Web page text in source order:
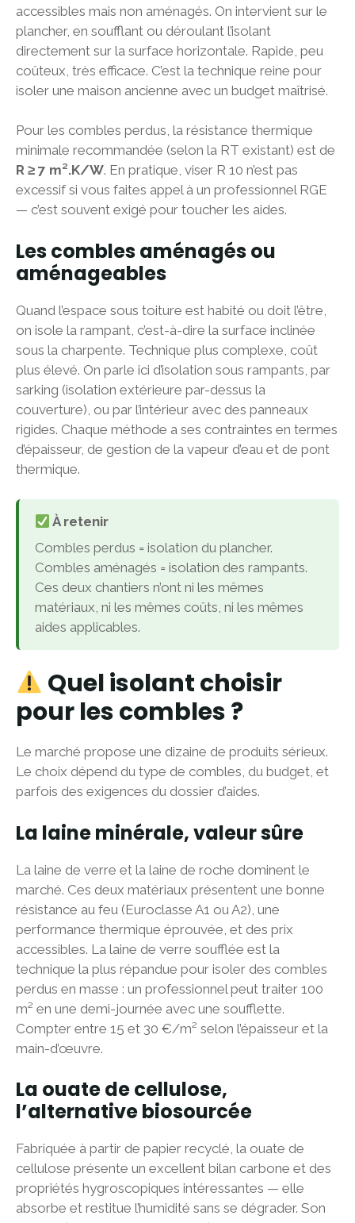
accessibles mais non aménagés. On intervient sur le
plancher, en soufflant ou déroulant l’isolant
directement sur la surface horizontale. Rapide, peu
coûteux, très efficace. C’est la technique reine pour
isoler une maison ancienne avec un budget maîtrisé.
Pour les combles perdus, la résistance thermique
minimale recommandée (selon la RT existant) est de
R ≥ 7 m².K/W. En pratique, viser R 10 n’est pas
excessif si vous faites appel à un professionnel RGE
— c’est souvent exigé pour toucher les aides.
Les combles aménagés ou
aménageables
Quand l’espace sous toiture est habité ou doit l’être,
on isole la rampant, c’est-à-dire la surface inclinée
sous la charpente. Technique plus complexe, coût
plus élevé. On parle ici d’isolation sous rampants, par
sarking (isolation extérieure par-dessus la
couverture), ou par l’intérieur avec des panneaux
rigides. Chaque méthode a ses contraintes en termes
d’épaisseur, de gestion de la vapeur d’eau et de pont
thermique.
À retenir
Combles perdus = isolation du plancher.
Combles aménagés = isolation des rampants.
Ces deux chantiers n’ont ni les mêmes
matériaux, ni les mêmes coûts, ni les mêmes
aides applicables.
Quel isolant choisir
pour les combles ?
Le marché propose une dizaine de produits sérieux.
Le choix dépend du type de combles, du budget, et
parfois des exigences du dossier d’aides.
La laine minérale, valeur sûre
La laine de verre et la laine de roche dominent le
marché. Ces deux matériaux présentent une bonne
résistance au feu (Euroclasse A1 ou A2), une
performance thermique éprouvée, et des prix
accessibles. La laine de verre soufflée est la
technique la plus répandue pour isoler des combles
perdus en masse : un professionnel peut traiter 100
m² en une demi-journée avec une soufflette.
Compter entre 15 et 30 €/m² selon l’épaisseur et la
main-d’œuvre.
La ouate de cellulose,
l’alternative biosourcée
Fabriquée à partir de papier recyclé, la ouate de
cellulose présente un excellent bilan carbone et des
propriétés hygroscopiques intéressantes — elle
absorbe et restitue l’humidité sans se dégrader. Son